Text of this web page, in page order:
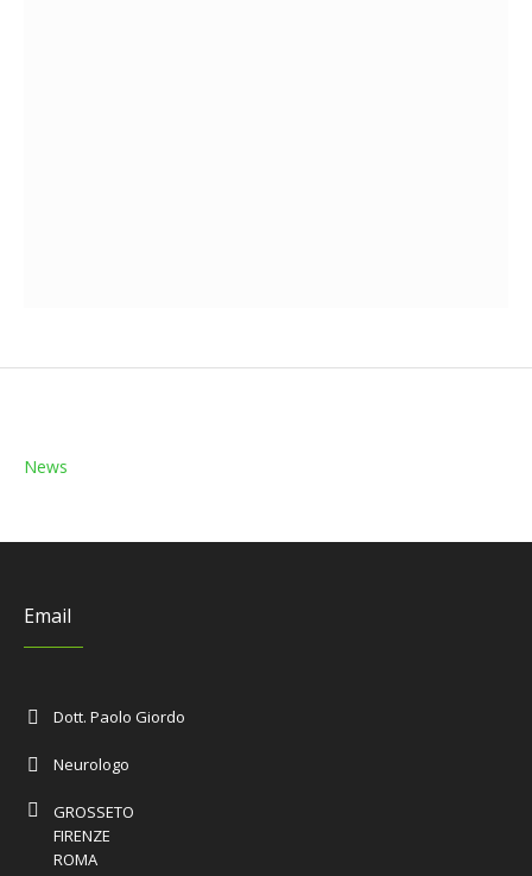
News
Email
Dott. Paolo Giordo
Neurologo
GROSSETO
FIRENZE
ROMA